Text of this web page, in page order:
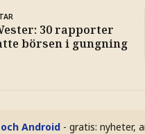
30 rapporter
börsen i gungning
Android - gratis: nyheter,